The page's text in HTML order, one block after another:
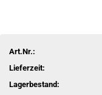
Art.Nr.:
Lieferzeit:
Lagerbestand: